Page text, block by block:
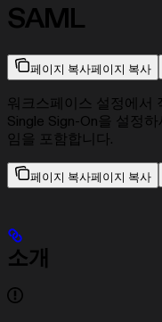
SAML
페이지 복사페이지 복사
워크스페이스 설정에서
Single Sign-On을 설정
임을 포함합니다.
페이지 복사페이지 복사
소개